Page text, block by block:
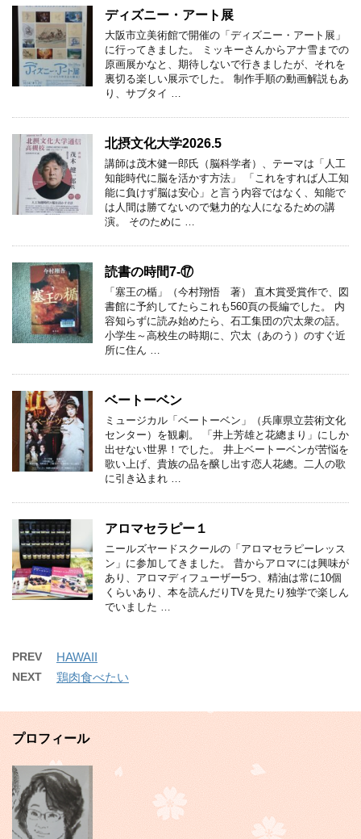
ディズニー・アート展
大阪市立美術館で開催の「ディズニー・アート展」
に行ってきました。 ミッキーさんからアナ雪までの
原画展かなと、期待しないで行きましたが、それを
裏切る楽しい展示でした。 制作手順の動画解説もあ
り、サブタイ …
北摂文化大学2026.5
講師は茂木健一郎氏（脳科学者）、テーマは「人工
知能時代に脳を活かす方法」 「これをすれば人工知
能に負けず脳は安心」と言う内容ではなく、知能で
は人間は勝てないので魅力的な人になるための講
演。 そのために …
読書の時間7-⑰
「塞王の楯」（今村翔悟 著） 直木賞受賞作で、図
書館に予約してたらこれも560頁の長編でした。 内
容知らずに読み始めたら、石工集団の穴太衆の話。
小学生～高校生の時期に、穴太（あのう）のすぐ近
所に住ん …
ベートーベン
ミュージカル「ベートーベン」（兵庫県立芸術文化
センター）を観劇。 「井上芳雄と花總まり」にしか
出せない世界！でした。 井上ベートーベンが苦悩を
歌い上げ、貴族の品を醸し出す恋人花總。二人の歌
に引き込まれ …
アロマセラピー１
ニールズヤードスクールの「アロマセラピーレッス
ン」に参加してきました。 昔からアロマには興味が
あり、アロマディフューザー5つ、精油は常に10個
くらいあり、本を読んだりTVを見たり独学で楽しん
でいました …
PREV HAWAII
NEXT 鶏肉食べたい
プロフィール